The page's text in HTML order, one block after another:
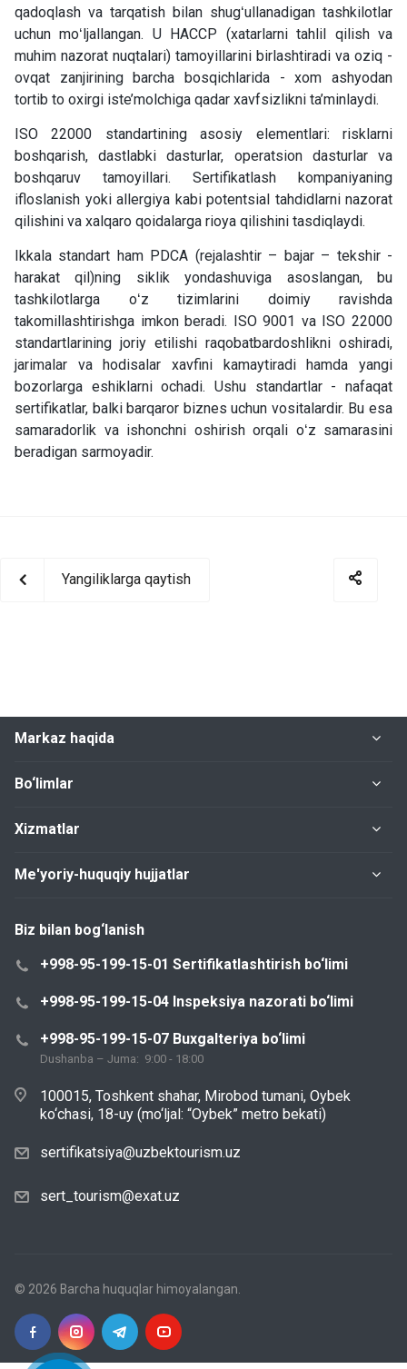
qadoqlash va tarqatish bilan shugʻullanadigan tashkilotlar
uchun moʻljallangan. U HACCP (xatarlarni tahlil qilish va
muhim nazorat nuqtalari) tamoyillarini birlashtiradi va oziq -
ovqat zanjirining barcha bosqichlarida -xom ashyodan
tortib to oxirgi iste’molchiga qadar xavfsizlikni ta’minlaydi.
ISO 22000 standartining asosiy elementlari: risklarni
boshqarish, dastlabki dasturlar, operatsion dasturlar va
boshqaruv tamoyillari. Sertifikatlash kompaniyaning
ifloslanish yoki allergiya kabi potentsial tahdidlarni nazorat
qilishini va xalqaro qoidalarga rioya qilishini tasdiqlaydi.
Ikkala standart ham PDCA (rejalashtir – bajar – tekshir -
harakat qil)ning siklik yondashuviga asoslangan, bu
tashkilotlarga oʻz tizimlarini doimiy ravishda
takomillashtirishga imkon beradi. ISO 9001 va ISO 22000
standartlarining joriy etilishi raqobatbardoshlikni oshiradi,
jarimalar va hodisalar xavfini kamaytiradihamda yangi
bozorlarga eshiklarni ochadi. Ushu standartlar- nafaqat
sertifikatlar, balki barqaror biznes uchun vositalardir. Bu esa
samaradorlik va ishonchni oshirish orqali oʻz samarasini
beradigan sarmoyadir.
Yangiliklarga qaytish
Markaz haqida
Bo‘limlar
Xizmatlar
Me'yoriy-huquqiy hujjatlar
Biz bilan bog‘lanish
+998-95-199-15-01 Sertifikatlashtirish bo‘limi
+998-95-199-15-04 Inspeksiya nazorati bo‘limi
+998-95-199-15-07 Buxgalteriya bo‘limi
Dushanba – Juma: 9:00 - 18:00
100015, Toshkent shahar, Mirobod tumani, Oybek
ko‘chasi, 18-uy (mo‘ljal: “Oybek” metro bekati)
sertifikatsiya@uzbektourism.uz
sert_tourism@exat.uz
© 2026 Barcha huquqlar himoyalangan.